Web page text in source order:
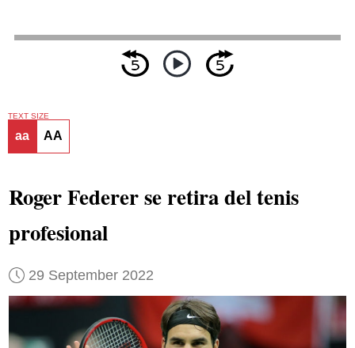
TEXT SIZE
aa AA
Roger Federer se retira del tenis
profesional
29 September 2022